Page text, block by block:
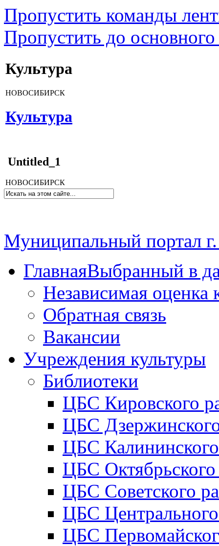
Пропустить команды
Пропустить до основного
Культура
НОВОСИБИРСК
Культура
Untitled_1
НОВОСИБИРСК
Муниципальный портал
ГлавнаяВыбранный в
Независимая оценка
Обратная связь
Вакансии
Учреждения культуры
Библиотеки
ЦБС Кировского
ЦБС
ЦБС
ЦБС
ЦБС Советского
ЦБС
ЦБС